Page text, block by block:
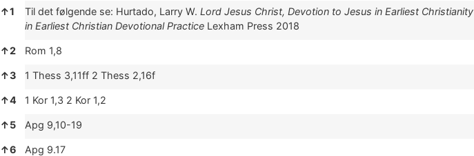
Noter
↑1 Til det følgende se: Hurtado, Larry W. Lord Jesus Christ, Devotion to Jesus in Earliest Christianity
in Earliest Christian Devotional Practice Lexham Press 2018
↑2 Rom 1,8
↑3 1 Thess 3,11ff 2 Thess 2,16f
↑4 1 Kor 1,3 2 Kor 1,2
↑5 Apg 9,10-19
↑6 Apg 9.17